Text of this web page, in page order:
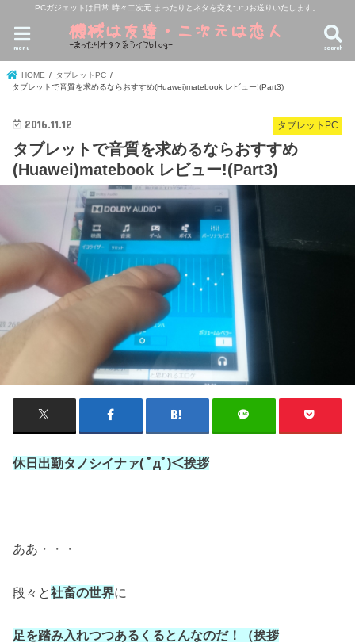
PCガジェットは日常 時々二次元 まったりとネタを交えつつお送りいたします。
search
menu
HOME
タブレットPC
タブレットで音質を求めるならおすすめ(Huawei)matebook レビュー!(Part3)
タブレットPC
2016.11.12
タブレットで音質を求めるならおすすめ
(Huawei)matebook レビュー!(Part3)
休日出勤タノシイナァ( ﾟдﾟ)＜挨拶
ああ・・・
段々と社畜の世界に
足を踏み入れつつあるくるとんなのだ！（挨拶